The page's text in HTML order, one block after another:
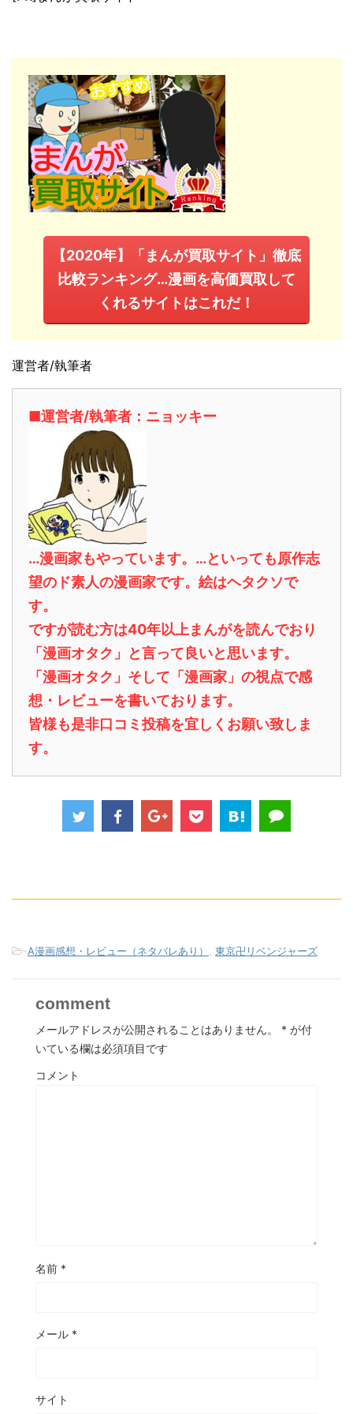
【2020年】「まんが買取サイト」徹底
比較ランキング…漫画を高価買取して
くれるサイトはこれだ！
運営者/執筆者
■運営者/執筆者：ニョッキー
…漫画家もやっています。…といっても原作志
望のド素人の漫画家です。絵はヘタクソで
す。
ですが読む方は40年以上まんがを読んでおり
「漫画オタク」と言って良いと思います。
「漫画オタク」そして「漫画家」の視点で感
想・レビューを書いております。
皆様も是非口コミ投稿を宜しくお願い致しま
す。
-A漫画感想・レビュー（ネタバレあり） , 東京卍リベンジャーズ
comment
メールアドレスが公開されることはありません。 * が付
いている欄は必須項目です
コメント
名前 *
メール *
サイト